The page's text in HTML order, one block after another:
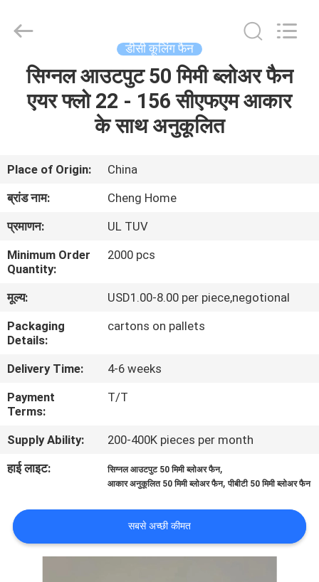
वीआर
दिखाएँ
हमारे
बारे
में
कारखाना
भ्रमण
गुणवत्ता
नियंत्रण
संपर्क
समाचार
Electronics
Co.,Ltd.
Reserved.
डीसी कूलिंग फैन
सिग्नल आउटपुट 50 मिमी ब्लोअर फैन
एयर फ्लो 22 - 156 सीएफएम आकार
के साथ अनुकूलित
Place of Origin:
China
ब्रांड नाम:
Cheng Home
प्रमाणन:
UL TUV
Minimum Order
Quantity:
2000 pcs
मूल्य:
USD1.00-8.00 per piece,negotional
Packaging
Details:
cartons on pallets
Delivery Time:
4-6 weeks
Payment
Terms:
T/T
Supply Ability:
200-400K pieces per month
हाई लाइट:
सिग्नल आउटपुट 50 मिमी ब्लोअर फैन,
आकार अनुकूलित 50 मिमी ब्लोअर फैन,पीबीटी 50 मिमी ब्लोअर फैन
सबसे अच्छी कीमत